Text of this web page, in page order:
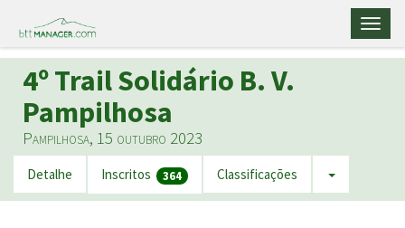
4º Trail Solidário B. V.
Pampilhosa
Pampilhosa, 15 outubro 2023
Detalhe Inscritos 364 Classificações